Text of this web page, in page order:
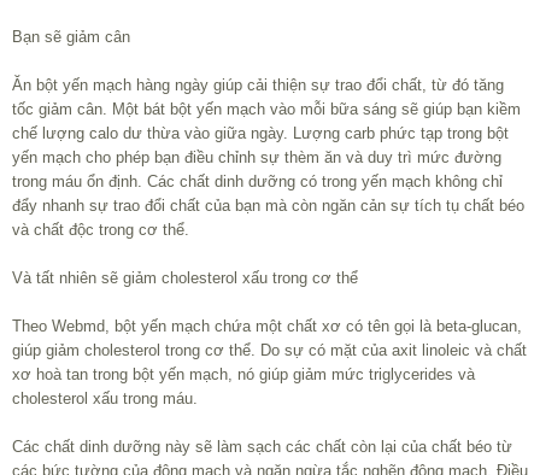
Bạn sẽ giảm cân
Ăn bột yến mạch hàng ngày giúp cải thiện sự trao đổi chất, từ đó tăng
tốc giảm cân. Một bát bột yến mạch vào mỗi bữa sáng sẽ giúp bạn kiềm
chế lượng calo dư thừa vào giữa ngày. Lượng carb phức tạp trong bột
yến mạch cho phép bạn điều chỉnh sự thèm ăn và duy trì mức đường
trong máu ổn định. Các chất dinh dưỡng có trong yến mạch không chỉ
đẩy nhanh sự trao đổi chất của bạn mà còn ngăn cản sự tích tụ chất béo
và chất độc trong cơ thể.
Và tất nhiên sẽ giảm cholesterol xấu trong cơ thể
Theo Webmd, bột yến mạch chứa một chất xơ có tên gọi là beta-glucan,
giúp giảm cholesterol trong cơ thể. Do sự có mặt của axit linoleic và chất
xơ hoà tan trong bột yến mạch, nó giúp giảm mức triglycerides và
cholesterol xấu trong máu.
Các chất dinh dưỡng này sẽ làm sạch các chất còn lại của chất béo từ
các bức tường của động mạch và ngăn ngừa tắc nghẽn động mạch. Điều